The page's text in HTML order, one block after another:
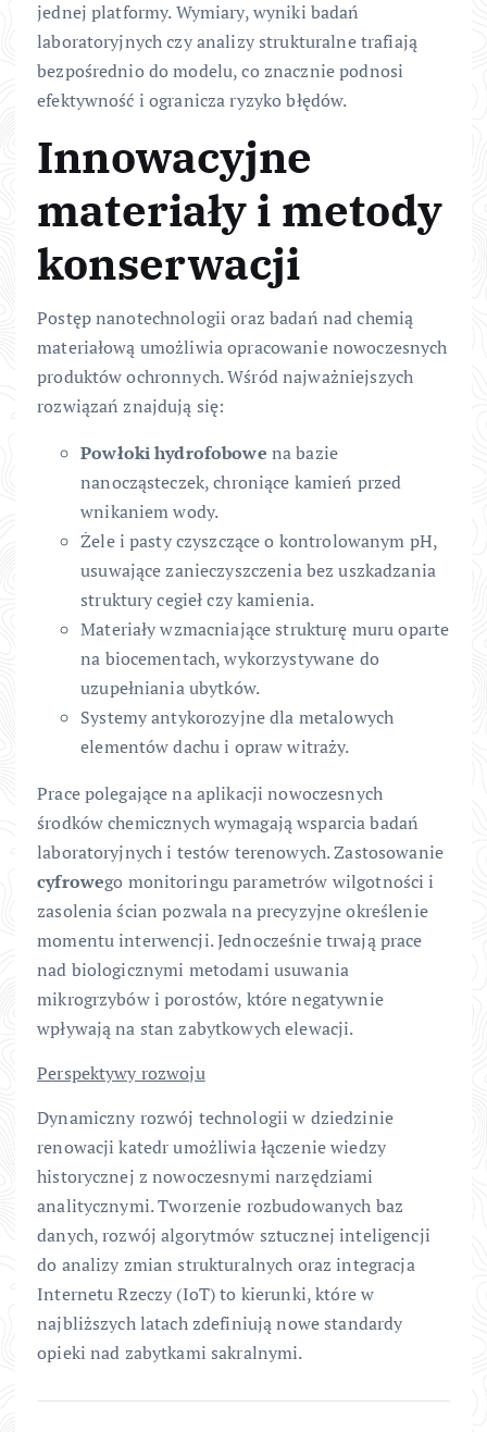
jednej platformy. Wymiary, wyniki badań
laboratoryjnych czy analizy strukturalne trafiają
bezpośrednio do modelu, co znacznie podnosi
efektywność i ogranicza ryzyko błędów.
Innowacyjne
materiały i metody
konserwacji
Postęp nanotechnologii oraz badań nad chemią
materiałową umożliwia opracowanie nowoczesnych
produktów ochronnych. Wśród najważniejszych
rozwiązań znajdują się:
Powłoki hydrofobowe na bazie
nanocząsteczek, chroniące kamień przed
wnikaniem wody.
Żele i pasty czyszczące o kontrolowanym pH,
usuwające zanieczyszczenia bez uszkadzania
struktury cegieł czy kamienia.
Materiały wzmacniające strukturę muru oparte
na biocementach, wykorzystywane do
uzupełniania ubytków.
Systemy antykorozyjne dla metalowych
elementów dachu i opraw witraży.
Prace polegające na aplikacji nowoczesnych
środków chemicznych wymagają wsparcia badań
laboratoryjnych i testów terenowych. Zastosowanie
cyfrowego monitoringu parametrów wilgotności i
zasolenia ścian pozwala na precyzyjne określenie
momentu interwencji. Jednocześnie trwają prace
nad biologicznymi metodami usuwania
mikrogrzybów i porostów, które negatywnie
wpływają na stan zabytkowych elewacji.
Perspektywy rozwoju
Dynamiczny rozwój technologii w dziedzinie
renowacji katedr umożliwia łączenie wiedzy
historycznej z nowoczesnymi narzędziami
analitycznymi. Tworzenie rozbudowanych baz
danych, rozwój algorytmów sztucznej inteligencji
do analizy zmian strukturalnych oraz integracja
Internetu Rzeczy (IoT) to kierunki, które w
najbliższych latach zdefiniują nowe standardy
opieki nad zabytkami sakralnymi.